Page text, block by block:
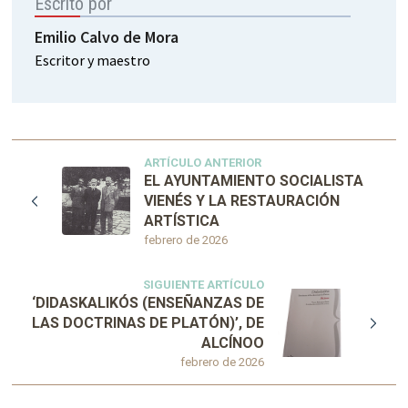
Emilio Calvo de Mora
Escritor y maestro
ARTÍCULO ANTERIOR
febrero de 2026
EL AYUNTAMIENTO SOCIALISTA
VIENÉS Y LA RESTAURACIÓN
ARTÍSTICA
SIGUIENTE ARTÍCULO
febrero de 2026
‘DIDASKALIKÓS (ENSEÑANZAS DE
LAS DOCTRINAS DE PLATÓN)’, DE
ALCÍNOO